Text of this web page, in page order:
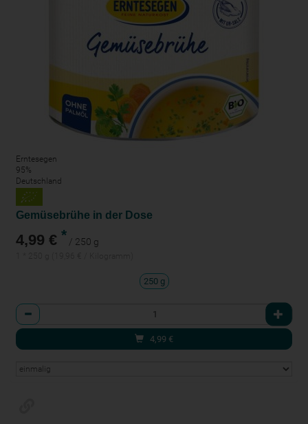
Erntesegen
95%
Deutschland
Gemüsebrühe in der Dose
4,99 € * / 250 g
250 g
Anzahl
4,99 €